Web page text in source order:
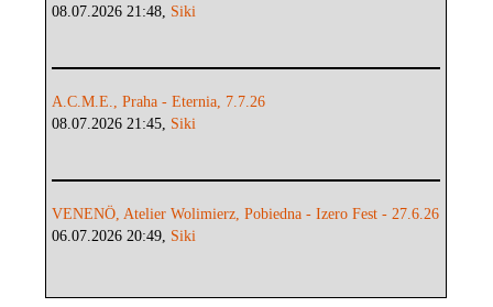
08.07.2026 21:48, Siki
A.C.M.E., Praha - Eternia, 7.7.26
08.07.2026 21:45, Siki
VENENÖ, Atelier Wolimierz, Pobiedna - Izero Fest - 27.6.26
06.07.2026 20:49, Siki